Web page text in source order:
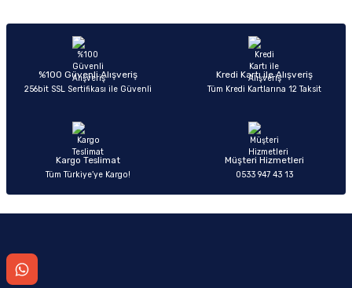
Ürün açıklamasında eksik bilgiler bulunuyor.
Ürün bilgilerinde hatalar bulunuyor.
Ürün fiyatı diğer sitelerden daha pahalı.
Sitemize ilk yorumu siz yapın!
%100 Güvenli Alışveriş
256bit SSL Sertifikası ile Güvenli
Kredi Kartı ile Alışveriş
Tüm Kredi Kartlarına 12 Taksit
Kargo Teslimat
Tüm Türkiye’ye Kargo!
Müşteri Hizmetleri
0533 947 43 13